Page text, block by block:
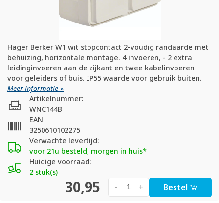
Hager Berker W1 wit stopcontact 2-voudig randaarde met
behuizing, horizontale montage. 4 invoeren, - 2 extra
leidinginvoeren aan de zijkant en twee kabelinvoeren
voor geleiders of buis. IP55 waarde voor gebruik buiten.
Meer informatie »
Verwachte levertijd:
voor 21u besteld, morgen in huis*
Huidige voorraad:
2 stuk(s)
Artikelnummer:
WNC144B
EAN:
3250610102275
30,95 +
- Bestel